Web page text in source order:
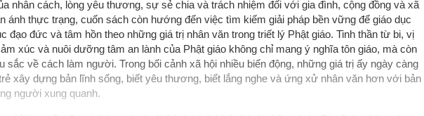
nhân cách, lòng yêu thương, sự sẻ chia và trách nhiệm đối với gia đình, cộng đồng và xã
ánh thực trạng, cuốn sách còn hướng đến việc tìm kiếm giải pháp bền vững để giáo dục
đạo đức và tâm hồn theo những giá trị nhân văn trong triết lý Phật giáo. Tinh thần từ bi, vị
xúc và nuôi dưỡng tâm an lành của Phật giáo không chỉ mang ý nghĩa tôn giáo, mà còn
sắc về cách làm người. Trong bối cảnh xã hội nhiều biến động, những giá trị ấy ngày càng
xây dựng bản lĩnh sống, biết yêu thương, biết lắng nghe và ứng xử nhân văn hơn với bản
người xung quanh.